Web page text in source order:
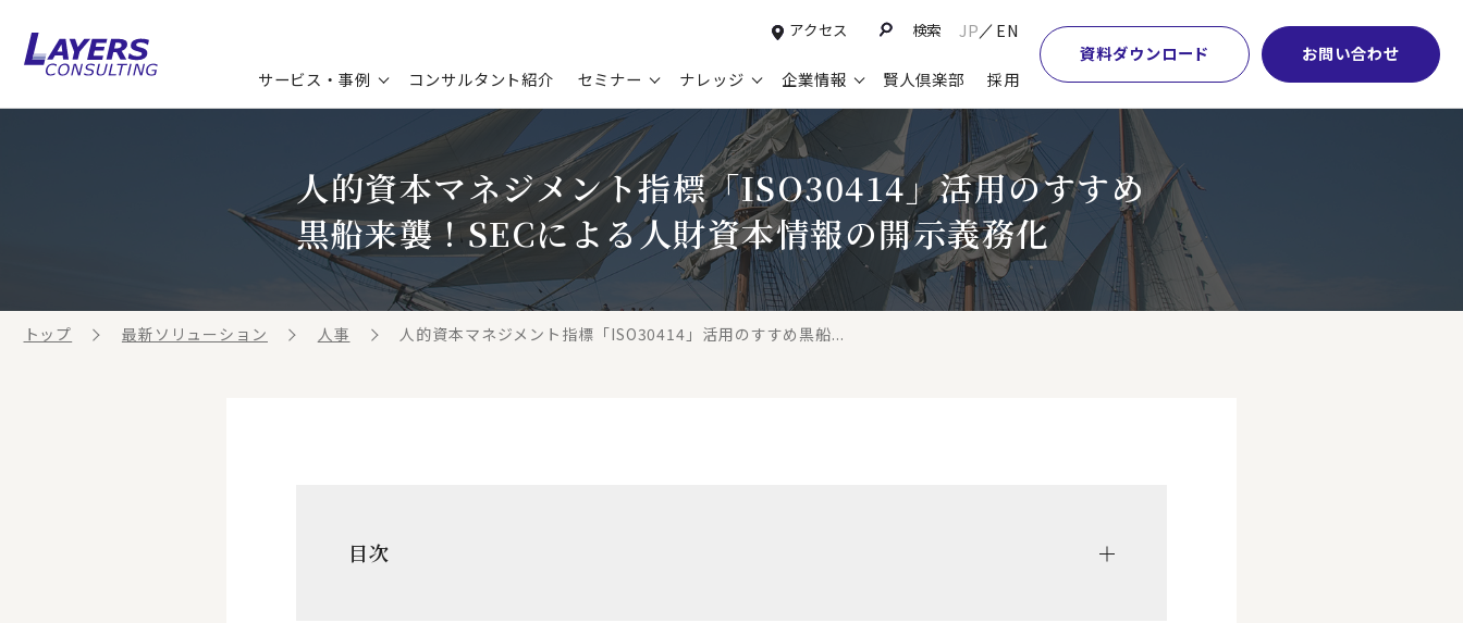
アクセス 検索 JP EN
サービス・事例 コンサルタント紹介 セミナー ナレッジ 企業情報 賢人倶楽部 採用
資料ダウンロード お問い合わせ
コンサルティングサービス
コンサルティング事例
コンサルティングサービスTOP
新規事業開発・ビジネスモデル変革・
M&A支援
グループ・グローバル経営管理
ガバナンス・リスクマネジメント強化
マーケティング戦略・営業改革
本社・間接業務改革
サプライチェーンマネジメント
物流改革
ヒューマンリソースマネジメント
ビジネスプロセスアウトソーシング
セミナー情報TOP
申込み受付中のセミナー
配信中のセミナーアーカイブ
過去のセミナー
最新ソリューション
コラム
ビジネス用語集
ビジネステーマ解説集
最新ソリューションTOP
経営全般
経営企画・事業戦略
経営管理・経理・財務
人事
営業・マーケティング
設計・開発・生産・調達
【特集】会計システム刷新
【特集】CFO革新
【特集】FP＆Aへの旅
お知らせ
連載／寄稿／書籍
企業情報TOP
会社概要
トップメッセージ
コンプライアンス（法令遵守）
レイヤーズ・コンサルティングの特徴
学術顧問紹介
DE&I推進の取り組み
グループ会社
グローバルネットワーク
パートナーシップ
お知らせTOP
ニュース
メディア掲載
人的資本マネジメント指標「ISO30414」活用のすすめ
黒船来襲！SECによる人財資本情報の開示義務化
トップ 最新ソリューション 人事 人的資本マネジメント指標「ISO30414」活用のすすめ黒船...
目次